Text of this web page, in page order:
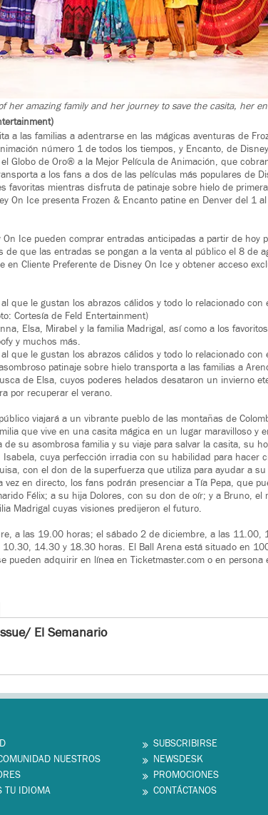
her amazing family and her journey to save the casita, her
a las familias a adentrarse en las mágicas aventuras de
número 1 de todos los tiempos, y Encanto, de
Globo de Oro® a la Mejor Película de Animación, que
a los fans a dos de las películas más populares de
favoritas mientras disfruta de patinaje sobre hielo de
On Ice presenta Frozen & Encanto patine en Denver del 1
Ice pueden comprar entradas anticipadas a partir de hoy
de que las entradas se pongan a la venta al público el 8 de
en Cliente Preferente de Disney On Ice y obtener acceso
que le gustan los abrazos cálidos y todo lo relacionado con
Cortesía de Feld Entertainment)
Elsa, Mirabel y la familia Madrigal, así como a los
y muchos más.
que le gustan los abrazos cálidos y todo lo relacionado con
patinaje sobre hielo transporta a las familias a
de Elsa, cuyos poderes helados desataron un invierno
por recuperar el verano.
viajará a un vibrante pueblo de las montañas de
que vive en una casita mágica en un lugar maravilloso y
su asombrosa familia y su viaje para salvar la casita, su
cuya perfección irradia con su habilidad para hacer
con el don de la superfuerza que utiliza para ayudar a
en directo, los fans podrán presenciar a Tía Pepa, que
Félix; a su hija Dolores, con su don de oír; y a Bruno, el
Madrigal cuyas visiones predijeron el futuro.
a las 19.00 horas; el sábado 2 de diciembre, a las 11.00,
14.30 y 18.30 horas. El Ball Arena está situado en
pueden adquirir en línea en Ticketmaster.com o en persona
El Semanario
NUESTROS
TU IDIOMA
SUBSCRIBIRSE
NEWSDESK
PROMOCIONES
CONTÁCTANOS